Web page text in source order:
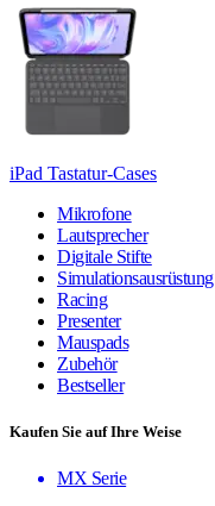
iPad Tastatur-Cases
Mikrofone
Lautsprecher
Digitale Stifte
Simulationsausrüstung
Racing
Presenter
Mauspads
Zubehör
Bestseller
Kaufen Sie auf Ihre Weise
MX Serie